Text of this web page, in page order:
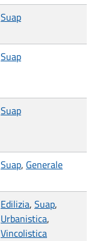
Suap
Suap
Suap
Suap, Generale
Edilizia, Suap,
Urbanistica,
Vincolistica